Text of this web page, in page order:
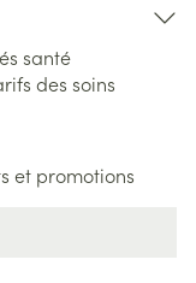
santé
des soins
et promotions